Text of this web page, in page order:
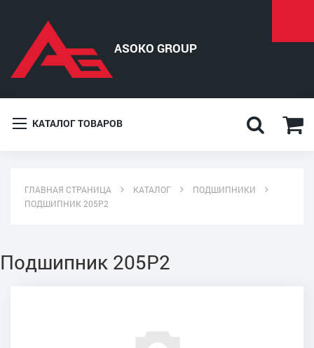
КАТАЛОГ ТОВАРОВ
ГЛАВНАЯ СТРАНИЦА КАТАЛОГ
ПОДШИПНИКИ
ПОДШИПНИК 205Р2
Подшипник 205Р2